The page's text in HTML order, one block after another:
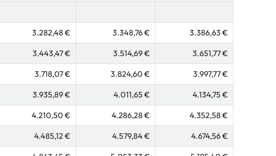
3.282,48 € 3.348,76 € 3.386,63 €
3.443,47 € 3.514,69 € 3.651,77 €
3.718,07 € 3.824,60 € 3.997,77 €
3.935,89 € 4.011,65 € 4.134,75 €
4.210,50 € 4.286,28 € 4.352,58 €
4.485,12 € 4.579,84 € 4.674,56 €